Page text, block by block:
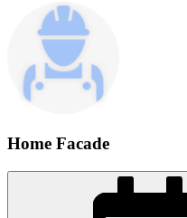
Home Facade